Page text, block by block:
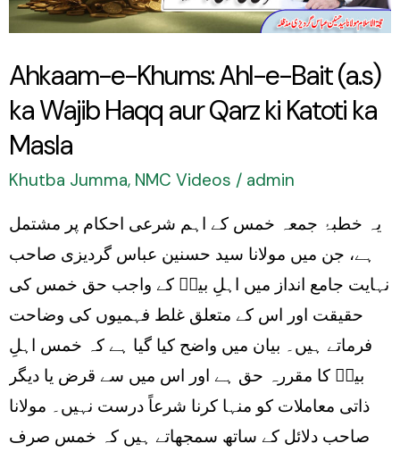
Ahkaam-e-Khums: Ahl-e-Bait (a.s)
ka Wajib Haqq aur Qarz ki Katoti ka
Masla
Khutba Jumma, NMC Videos / admin
یہ خطبۂ جمعہ خمس کے اہم شرعی احکام پر مشتمل
ہے، جن میں مولانا سید حسنین عباس گردیزی صاحب
نہایت جامع انداز میں اہلِ بیتؑ کے واجب حق خمس کی
حقیقت اور اس کے متعلق غلط فہمیوں کی وضاحت
فرماتے ہیں۔ بیان میں واضح کیا گیا ہے کہ خمس اہلِ
بیتؑ کا مقررہ حق ہے اور اس میں سے قرض یا دیگر
ذاتی معاملات کو منہا کرنا شرعاً درست نہیں۔ مولانا
صاحب دلائل کے ساتھ سمجھاتے ہیں کہ خمس صرف
(a.s)
Wajib
Haqq
aur
Katoti
ka
Masla